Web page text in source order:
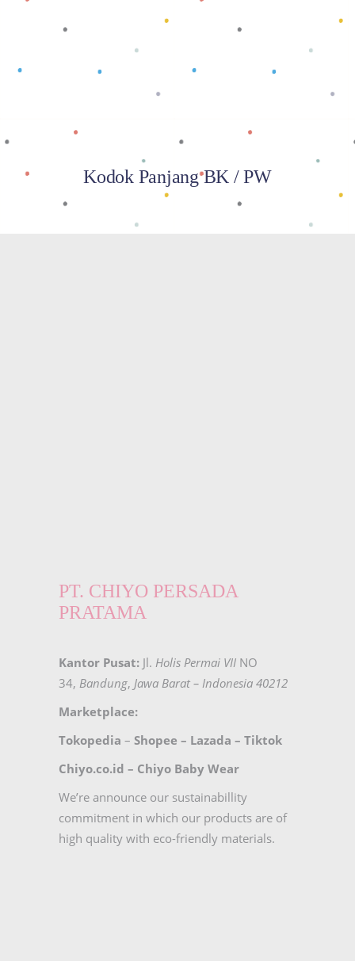
Baca selengkapnya
Kodok Panjang BK / PW
PT. CHIYO PERSADA
PRATAMA
Kantor Pusat: Jl. Holis Permai VII NO
34, Bandung, Jawa Barat – Indonesia 40212
Marketplace:
Tokopedia – Shopee – Lazada – Tiktok
Chiyo.co.id – Chiyo Baby Wear
We’re announce our sustainabillity
commitment in which our products are of
high quality with eco-friendly materials.